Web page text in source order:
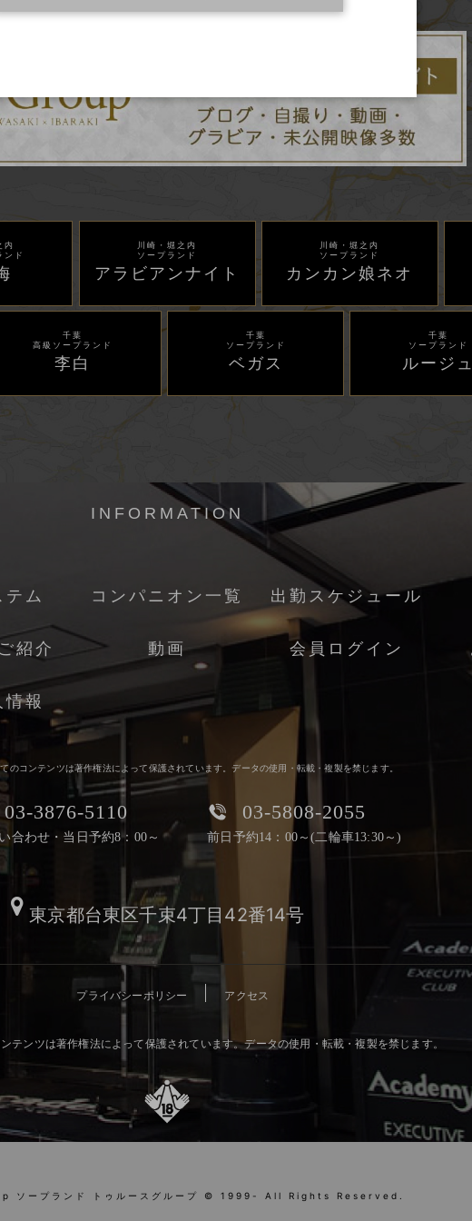
内
ンド
川崎・堀之内
ソープランド
アラビアンナイト
川崎・堀之内
ソープランド
カンカン娘ネオ
千葉
高級ソープランド
李白
千葉
ソープランド
ベガス
千葉
ソープランド
ルージュ
INFORMATION
ム コンパニオン一覧 出勤スケジュール
紹介 動画 会員ログイン
報
のコンテンツは著作権法によって保護されています。データの使用・転載・複製を禁じます。
03-3876-5110
合わせ・当日予約8：00～
03-5808-2055
前日予約14：00～(二輪車13:30～)
東京都台東区千束4丁目42番14号
プライバシーポリシー アクセス
テンツは著作権法によって保護されています。データの使用・転載・複製を禁じます。
ソープランド トゥルースグループ © 1999- All Rights Reserved.